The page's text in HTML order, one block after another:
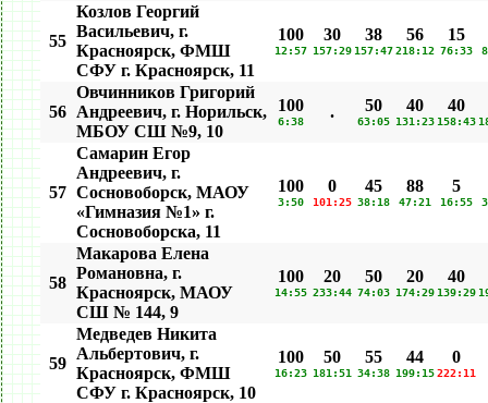
55
Козлов Георгий
Васильевич, г.
Красноярск, ФМШ
СФУ г. Красноярск, 11
100
12:57
30
157:29
38
157:47
56
218:12
15
76:33
56
Овчинников Григорий
Андреевич, г. Норильск,
МБОУ СШ №9, 10
100
6:38
. 50
63:05
40
131:23
40
158:43
57
Самарин Егор
Андреевич, г.
Сосновоборск, МАОУ
«Гимназия №1» г.
Сосновоборска, 11
100
3:50
0
101:25
45
38:18
88
47:21
5
16:55
58
Макарова Елена
Романовна, г.
Красноярск, МАОУ
СШ № 144, 9
100
14:55
20
233:44
50
74:03
20
174:29
40
139:29
59
Медведев Никита
Альбертович, г.
Красноярск, ФМШ
СФУ г. Красноярск, 10
100
16:23
50
181:51
55
34:38
44
199:15
0
222:11